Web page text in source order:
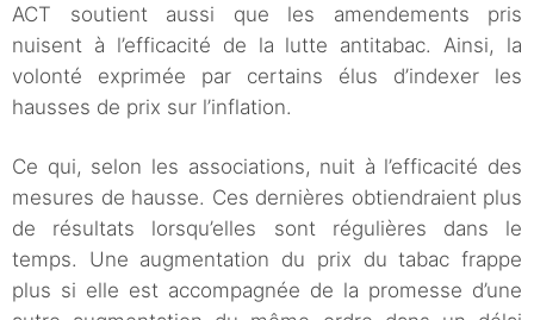
ACT soutient aussi que les amendements pris
nuisent à l’efficacité de la lutte antitabac. Ainsi, la
volonté exprimée par certains élus d’indexer les
hausses de prix sur l’inflation.
Ce qui, selon les associations, nuit à l’efficacité des
mesures de hausse. Ces dernières obtiendraient plus
de résultats lorsqu’elles sont régulières dans le
temps. Une augmentation du prix du tabac frappe
plus si elle est accompagnée de la promesse d’une